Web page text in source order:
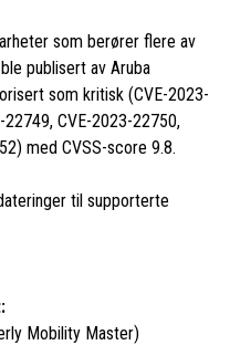
som berører flere av
publisert av Aruba
som kritisk (CVE-2023-
CVE-2023-22750,
med CVSS-score 9.8.
til supporterte
Mobility Master)